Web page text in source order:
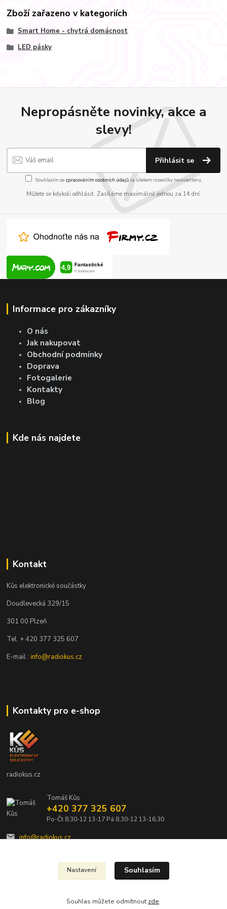
Zboží zařazeno v kategoriích
Smart Home - chytrá domácnost
LED pásky
Nepropásněte novinky, akce a
slevy!
Přihlásit se
Souhlasím se zpracováním osobních údajůza účelem rozesílky newsletteru.
Můžete se kdykoli odhlásit. Zasíláme maximálně jednou za 14 dní.
Informace pro zákazníky
O nás
Jak nakupovat
Obchodní podmínky
Doprava
Fotogalerie
Kontakty
Blog
Kde nás najdete
Kontakt
Kůs elektronické součástky
Doudlevecká 329/15
301 00 Plzeň
Tel. + 420 377 325 607
E-mail :info@radiokus.cz
Kontakty pro e-shop
radiokus.cz
Tomáš Kůs
+420 377 325 607
Po-Čt 8,30-12 13-17 Pá 8,30-12 13-16,30
info@radiokus.cz
Nastavení Souhlasím
Souhlas můžete odmítnout zde.